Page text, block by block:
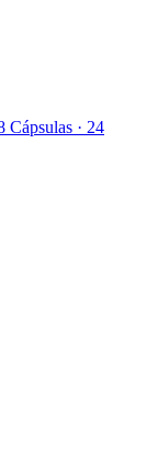
Cápsulas · 24